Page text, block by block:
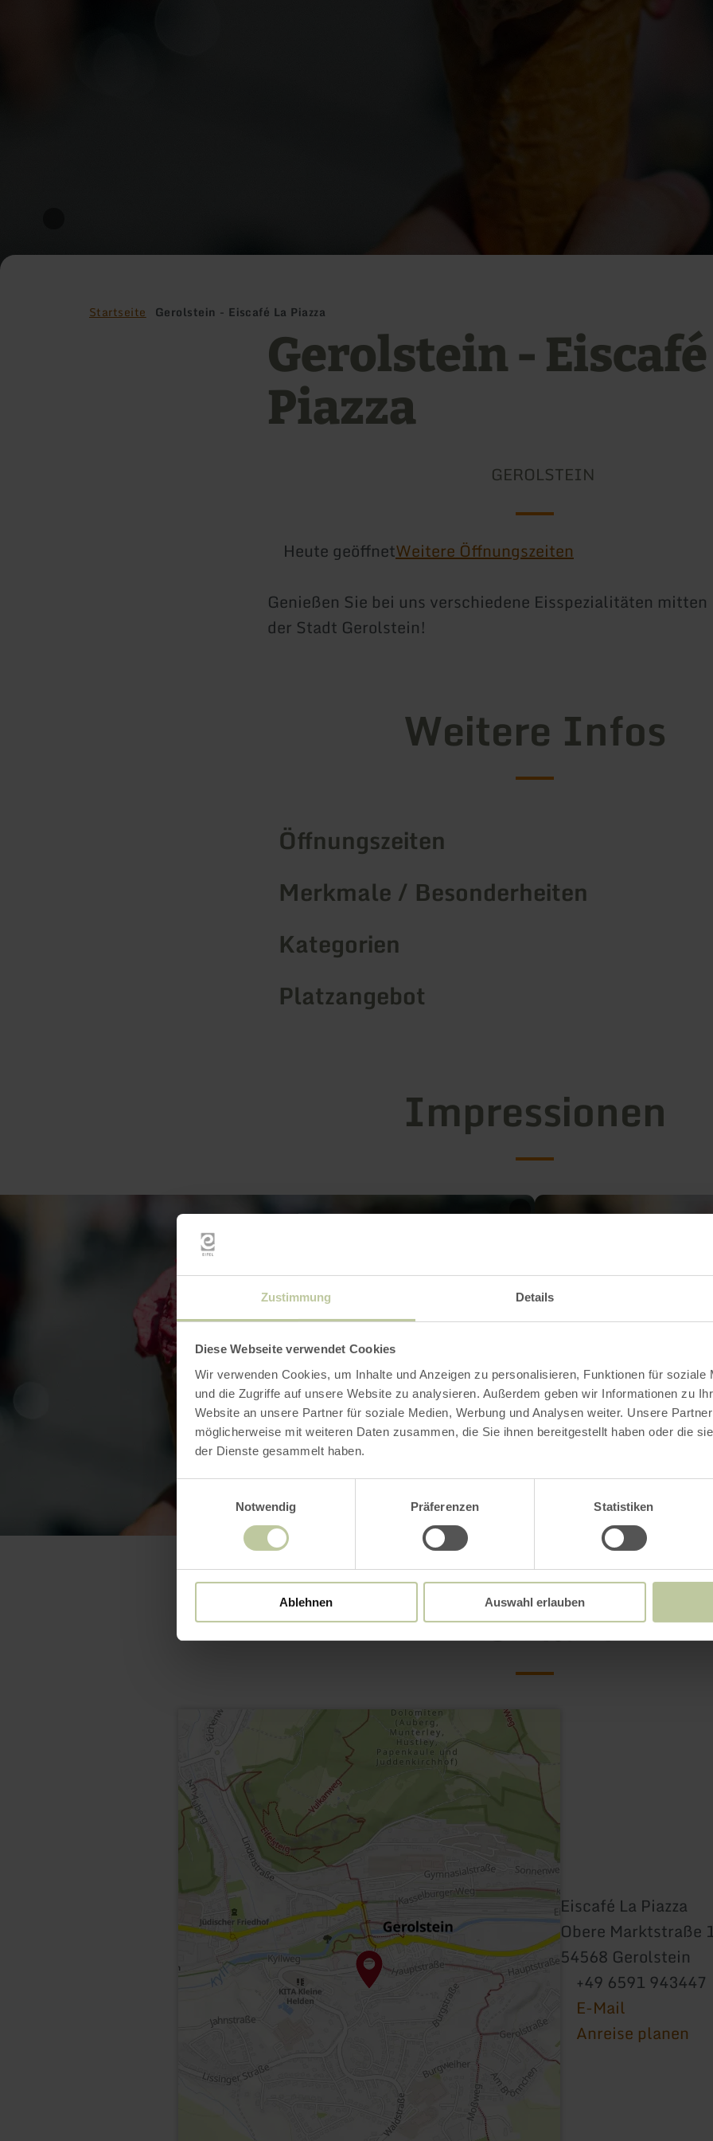
Zustimmung Details
Diese Webseite verwendet Cookies
Wir verwenden Cookies, um Inhalte und Anzeigen zu personalisieren, Funktionen für soziale
und die Zugriffe auf unsere Website zu analysieren. Außerdem geben wir Informationen zu
Website an unsere Partner für soziale Medien, Werbung und Analysen weiter. Unsere
möglicherweise mit weiteren Daten zusammen, die Sie ihnen bereitgestellt haben oder die
der Dienste gesammelt haben.
Notwendig
Präferenzen Statistiken
Ablehnen Auswahl erlauben
Startseite Gerolstein - Eiscafé La Piazza
Gerolstein -
Piazza
GEROLSTEIN
Heute geöffnetWeitere Öffnungszeiten
Genießen Sie bei uns verschiedene Eisspezialitäten
der Stadt Gerolstein!
Weitere Infos
Öffnungszeiten
Merkmale / Besonderheiten
Kategorien
Platzangebot
Impressionen
Kontakt
Eiscafé La Piazza
Obere Marktstraße
54568 Gerolstein
+49 6591 943447
E-Mail
Anreise planen